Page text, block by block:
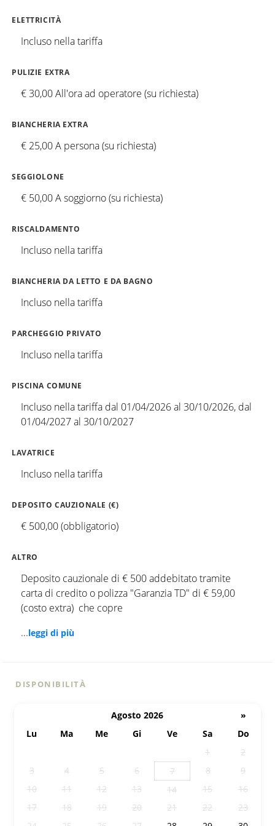
ELETTRICITÀ
Incluso nella tariffa
PULIZIE EXTRA
€ 30,00 All'ora ad operatore (su richiesta)
BIANCHERIA EXTRA
€ 25,00 A persona (su richiesta)
SEGGIOLONE
€ 50,00 A soggiorno (su richiesta)
RISCALDAMENTO
Incluso nella tariffa
BIANCHERIA DA LETTO E DA BAGNO
Incluso nella tariffa
PARCHEGGIO PRIVATO
Incluso nella tariffa
PISCINA COMUNE
Incluso nella tariffa dal 01/04/2026 al 30/10/2026, dal
01/04/2027 al 30/10/2027
LAVATRICE
Incluso nella tariffa
DEPOSITO CAUZIONALE (€)
€ 500,00 (obbligatorio)
ALTRO
Deposito cauzionale di € 500 addebitato tramite
carta di credito o polizza "Garanzia TD" di € 59,00
(costo extra) che copre
...leggi di più
DISPONIBILITÀ
Agosto 2026
»
Lu
Ma Me Gi Ve Sa
Do
1
2
3
4 5 6 7 8
9
10
11 12 13 14 15
16
17
18 19 20 21 22
23